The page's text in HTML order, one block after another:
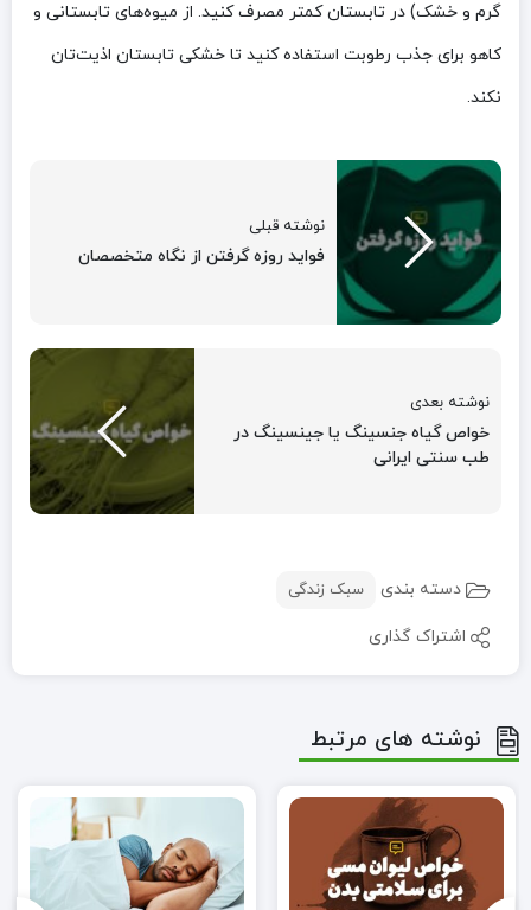
گرم و خشک) در تابستان کمتر مصرف کنید. از میوه‌های تابستانی و
کاهو برای جذب رطوبت استفاده کنید تا خشکی تابستان اذیت‌تان
نکند.
نوشته قبلی
فواید روزه گرفتن از نگاه متخصصان
نوشته بعدی
خواص گیاه جنسینگ یا جینسینگ در
طب سنتی ایرانی
دسته بندی سبک زندگی
اشتراک گذاری
نوشته های مرتبط